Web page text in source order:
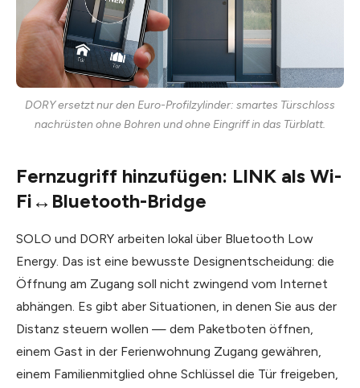
DORY ersetzt nur den Euro-Profilzylinder: smartes Türschloss
nachrüsten ohne Bohren und ohne Eingriff in das Türblatt.
Fernzugriff hinzufügen: LINK als Wi-
Fi↔Bluetooth-Bridge
SOLO und DORY arbeiten lokal über Bluetooth Low
Energy. Das ist eine bewusste Designentscheidung: die
Öffnung am Zugang soll nicht zwingend vom Internet
abhängen. Es gibt aber Situationen, in denen Sie aus der
Distanz steuern wollen — dem Paketboten öffnen,
einem Gast in der Ferienwohnung Zugang gewähren,
einem Familienmitglied ohne Schlüssel die Tür freigeben,